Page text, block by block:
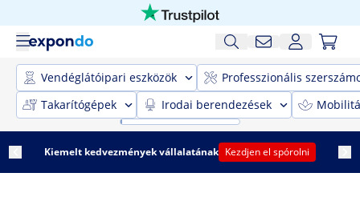
Vendéglátóipari eszközök
Professzionális
Takarítógépek
Irodai berendezések
Kiemelt kedvezmények vállalatának Kezdjen el spórolni